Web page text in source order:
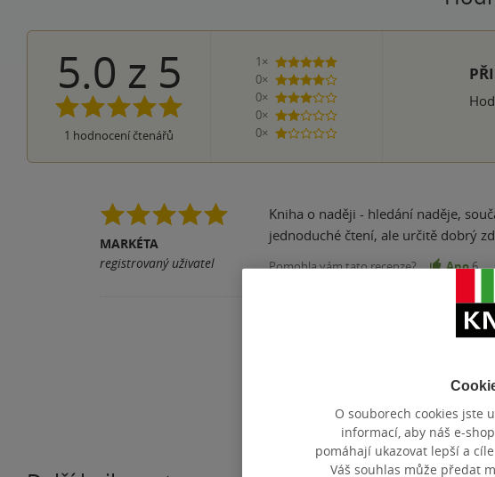
5.0 z 5
1 hodnocení čtenářů
1×
5 hvězdiček
0×
4 hvězdičky
0×
3 hvězdičky
0×
2 hvězdičky
0×
1 hvezdička
MARKÉTA
registrovaný uživatel
Kniha o naději - hledání naděje,
jednoduché čtení, ale určitě dobrý
Pomohla vám tato recenze? Ano6
O souborech cookies jste
informací, aby náš e-
pomáhají ukazovat lepší a
Váš souhlas může předat